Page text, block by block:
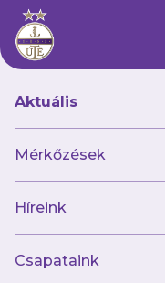
Aktuális
Mérkőzések
Híreink
Csapataink